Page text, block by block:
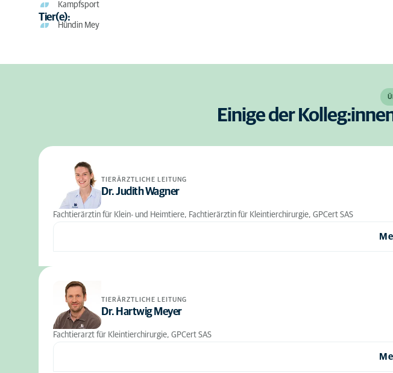
Kampfsport
Tier(e):
Hündin Mey
Einige der
TIERÄRZTLICHE LEITUNG
Dr. Judith Wagner
Fachtierärztin für Klein- und Heimtiere, Fachtierärztin für Kleintierchirurgie, GPCert SAS
TIERÄRZTLICHE LEITUNG
Dr. Hartwig Meyer
Fachtierarzt für Kleintierchirurgie, GPCert SAS